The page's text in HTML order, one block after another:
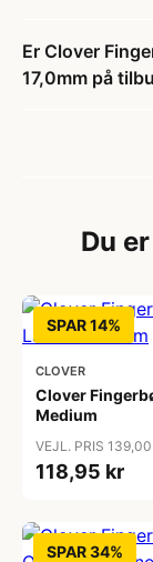
Er Clover
17,0mm på
Du
SPAR 14%
CLOVER
Clover
Medium
VEJL. PRIS 139,00
118,95 kr
SPAR 34%